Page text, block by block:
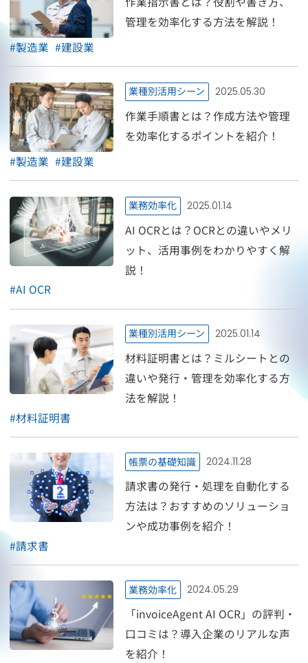
管理を効率化する方法を解説！
#製造業 #建設業
業種別活用シーン 2025.05.30
作業手順書とは？作成方法や管理
を効率化するポイントを紹介！
#製造業 #建設業
業務効率化 2025.01.14
AI OCRとは？OCRとの違いやメリ
ット、活用事例をわかりやすく解
説！
#AI OCR
業種別活用シーン 2025.01.14
材料証明書とは？ミルシートとの
違いや発行・管理を効率化する方
法を解説！
#材料証明書
帳票の基礎知識 2024.11.28
請求書の発行・処理を自動化する
方法は？おすすめのソリューショ
ンや成功事例を紹介！
#請求書
業務効率化 2024.05.29
「invoiceAgent AI OCR」の評判・
口コミは？導入企業のリアルな声
を紹介！